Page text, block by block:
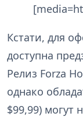
Кстати, для
доступна
Релиз Forza
однако
$99,99) могут